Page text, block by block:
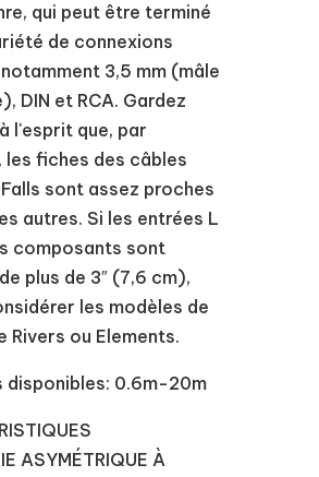
qui peut être terminé
de connexions
3,5 mm (mâle
DIN et RCA. Gardez
l'esprit que, par
les fiches des câbles
sont assez proches
autres. Si les entrées L
composants sont
plus de 3″ (7,6 cm),
les modèles de
Rivers ou Elements.
disponibles: 0.6m-20m
ASYMÉTRIQUE À